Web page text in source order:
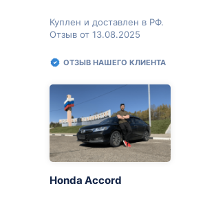
Куплен и доставлен в РФ.
Отзыв от 13.08.2025
ОТЗЫВ НАШЕГО КЛИЕНТА
Honda Accord